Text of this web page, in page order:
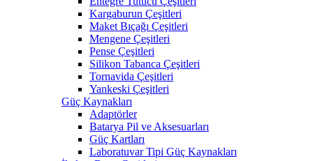
Kargaburun Çeşitleri
Maket Bıçağı Çeşitleri
Mengene Çeşitleri
Pense Çeşitleri
Silikon Tabanca Çeşitleri
Tornavida Çeşitleri
Yankeski Çeşitleri
Güç Kaynakları
Adaptörler
Batarya Pil ve Aksesuarları
Güç Kartları
Laboratuvar Tipi Güç Kaynakları